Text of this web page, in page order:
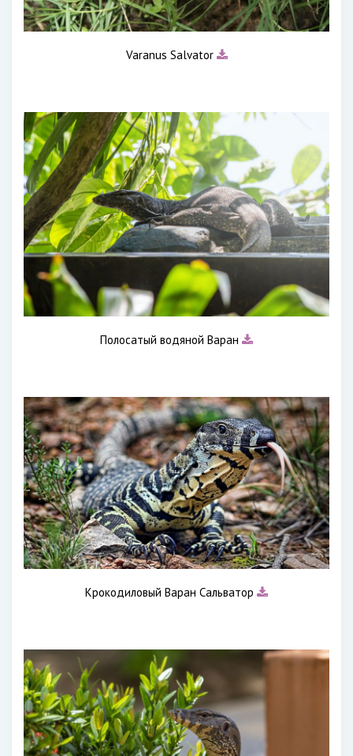
Varanus Salvator
Полосатый водяной Варан
Крокодиловый Варан Сальватор